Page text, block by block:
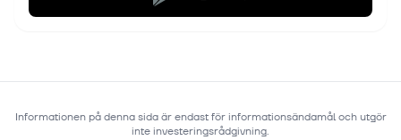
Informationen på denna sida är endast för informationsändamål och utgör
inte investeringsrådgivning.